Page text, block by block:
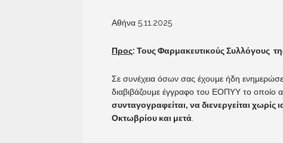
Αθήνα 5.11.2025
Προς: Τους Φαρμακευτικούς Συλλόγους
Σε συνέχεια όσων σας έχουμε ήδη
διαβιβάζουμε έγγραφο του ΕΟΠΥΥ το οποίο
συνταγογραφείται, να διενεργείται χωρίς
Οκτωβρίου και μετά